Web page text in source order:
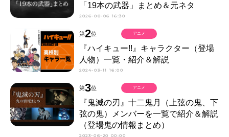
「19本の武器」まとめ＆元ネタ
2026-08-06 16:30
第2位
『ハイキュー!!』キャラクター（登場
人物）一覧・紹介＆解説
2024-03-11 16:00
アニメ
第3位
『鬼滅の刃』十二鬼月（上弦の鬼、下
弦の鬼）メンバーを一覧で紹介＆解説
（登場鬼の情報まとめ）
2023-06-20 00:00
アニメ